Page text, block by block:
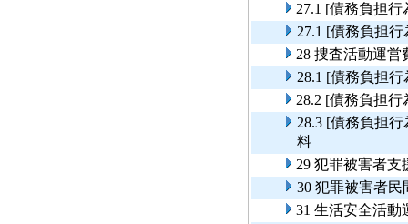
27.1 [債務負担
27.1 [債務負担
28 捜査活動運営
28.1 [債務負担
28.2 [債務負担
28.3 [債務負担
料
29 犯罪被害者支
30 犯罪被害者
31 生活安全活動